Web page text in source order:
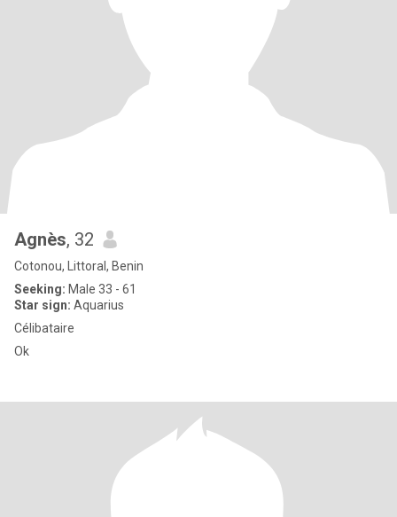
Agnès, 32
Cotonou, Littoral, Benin
Seeking: Male 33 - 61
Star sign: Aquarius
Célibataire
Ok